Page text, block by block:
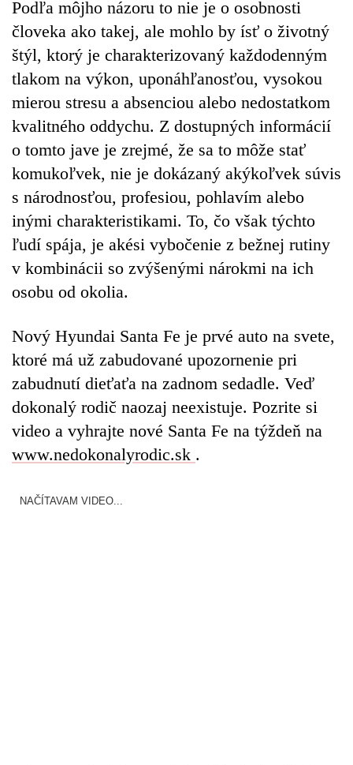
Podľa môjho názoru to nie je o osobnosti
človeka ako takej, ale mohlo by ísť o životný
štýl, ktorý je charakterizovaný každodenným
tlakom na výkon, uponáhľanosťou, vysokou
mierou stresu a absenciou alebo nedostatkom
kvalitného oddychu. Z dostupných informácií
o tomto jave je zrejmé, že sa to môže stať
komukoľvek, nie je dokázaný akýkoľvek súvis
s národnosťou, profesiou, pohlavím alebo
inými charakteristikami. To, čo však týchto
ľudí spája, je akési vybočenie z bežnej rutiny
v kombinácii so zvýšenými nárokmi na ich
osobu od okolia.
Nový Hyundai Santa Fe je prvé auto na svete,
ktoré má už zabudované upozornenie pri
zabudnutí dieťaťa na zadnom sedadle. Veď
dokonalý rodič naozaj neexistuje. Pozrite si
video a vyhrajte nové Santa Fe na týždeň na
www.nedokonalyrodic.sk .
NAČÍTAVAM VIDEO...